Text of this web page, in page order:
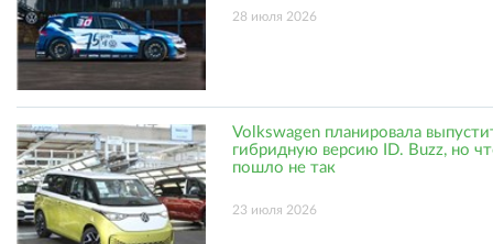
28 июля 2026
Volkswagen планировала
гибридную версию ID. Buzz, но
пошло не так
23 июля 2026